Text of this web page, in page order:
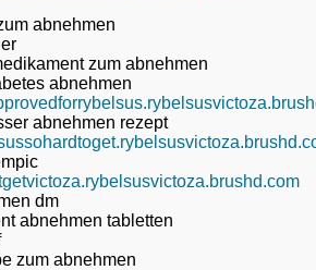
abnehmen
zum abnehmen
abnehmen
abnehmen rezept
dm
abnehmen tabletten
zum abnehmen